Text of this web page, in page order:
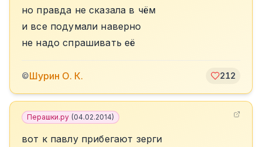
но правда не сказала в чём
и все подумали наверно
не надо спрашивать её
©Шурин О. К. 212
Перашки.ру (04.02.2014)
вот к павлу прибегают зерги